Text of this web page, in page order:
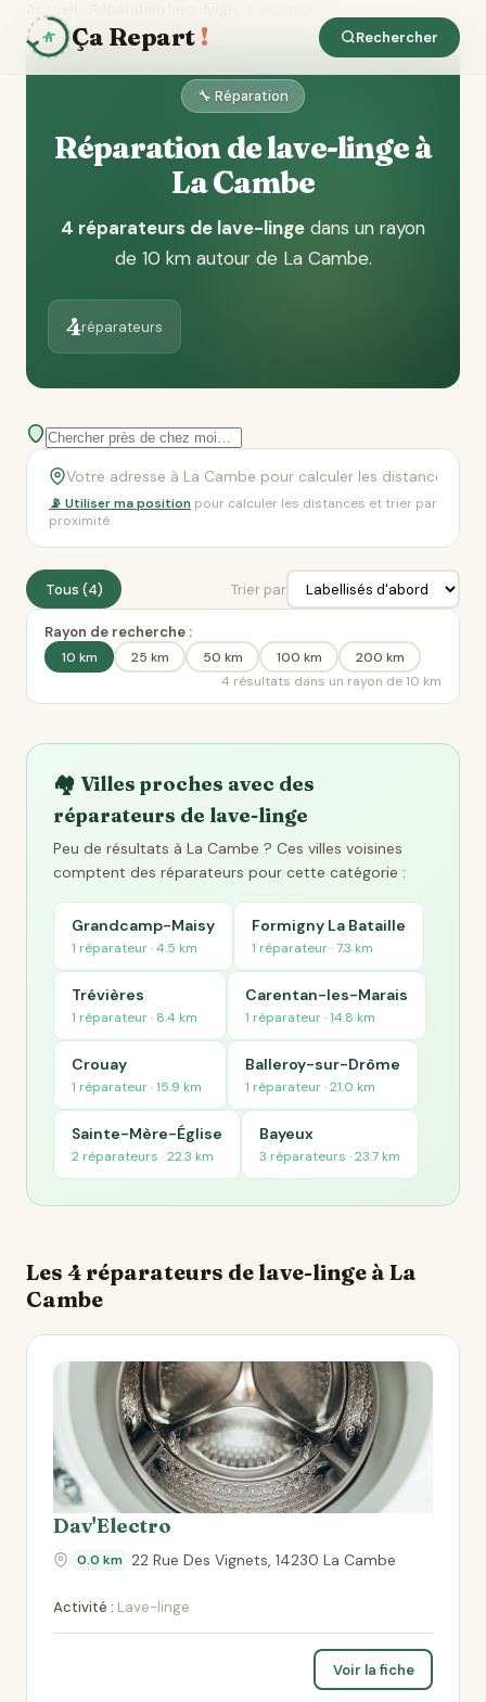
Ça Repart ! Rechercher
🔧 Réparation
Réparation de lave-linge à
La Cambe
4 réparateurs de lave-linge dans un rayon
de 10 km autour de La Cambe.
4réparateurs
📡 Utiliser ma position pour calculer les distances et trier par
proximité
Tous (4) Trier par
Rayon de recherche :
10 km 25 km 50 km 100 km
200 km
4 résultats dans un rayon de 10 km
🏘️ Villes proches avec des
réparateurs de lave-linge
Peu de résultats à La Cambe ? Ces villes voisines
comptent des réparateurs pour cette catégorie :
Grandcamp-Maisy
1 réparateur · 4.5 km
Formigny La Bataille
1 réparateur · 7.3 km
Trévières
1 réparateur · 8.4 km
Carentan-les-Marais
1 réparateur · 14.8 km
Crouay
1 réparateur · 15.9 km
Balleroy-sur-Drôme
1 réparateur · 21.0 km
Sainte-Mère-Église
2 réparateurs · 22.3 km
Bayeux
3 réparateurs · 23.7 km
Les 4 réparateurs de lave-linge à La
Cambe
Dav'Electro
0.0 km 22 Rue Des Vignets, 14230 La Cambe
Activité : Lave-linge
Voir la fiche